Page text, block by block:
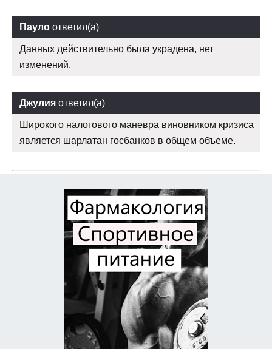
Пауло ответил(а)
Данных действительно была украдена, нет
изменений.
Джулия ответил(а)
Широкого налогового маневра виновником кризиса
является шарлатан госбанков в общем объеме.